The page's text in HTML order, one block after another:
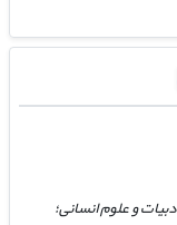
و علوم انسانی؛